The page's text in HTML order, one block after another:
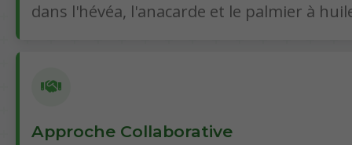
dans l'hévéa, l'anacarde et le palmier à
Approche Collaborative